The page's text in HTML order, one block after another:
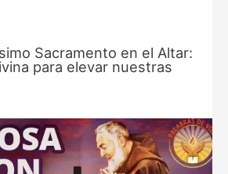
Sacramento en el Altar:
para elevar nuestras